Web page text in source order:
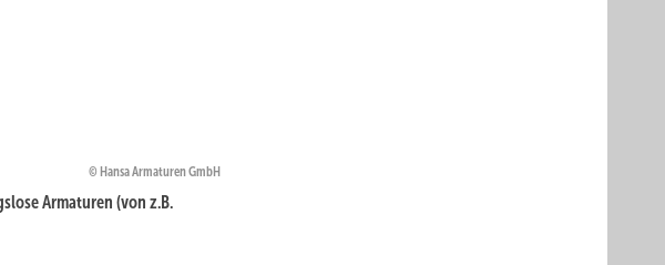
Hansa Armaturen GmbH
Armaturen (von z.B.